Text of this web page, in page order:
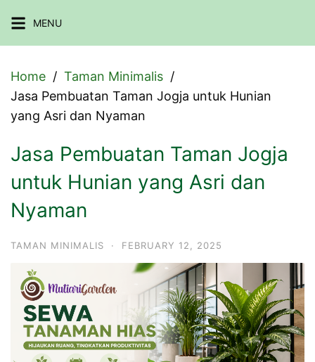
to
MENU
Home
Taman Minimalis
Jasa Pembuatan Taman Jogja untuk Hunian
yang Asri dan Nyaman
Jasa Pembuatan Taman Jogja
untuk Hunian yang Asri dan
Nyaman
TAMAN MINIMALIS · FEBRUARY 12, 2025